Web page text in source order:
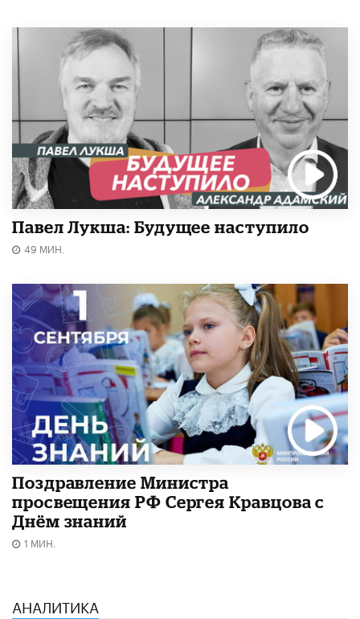
Павел Лукша: Будущее наступило
49 МИН.
Поздравление Министра
просвещения РФ Сергея Кравцова с
Днём знаний
1 МИН.
АНАЛИТИКА